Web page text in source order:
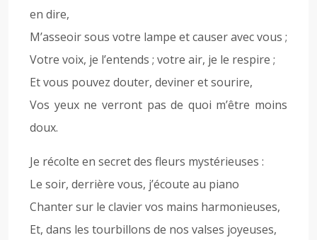
en dire,
M’asseoir sous votre lampe et causer avec vous ;
Votre voix, je l’entends ; votre air, je le respire ;
Et vous pouvez douter, deviner et sourire,
Vos yeux ne verront pas de quoi m’être moins
doux.
Je récolte en secret des fleurs mystérieuses :
Le soir, derrière vous, j’écoute au piano
Chanter sur le clavier vos mains harmonieuses,
Et, dans les tourbillons de nos valses joyeuses,